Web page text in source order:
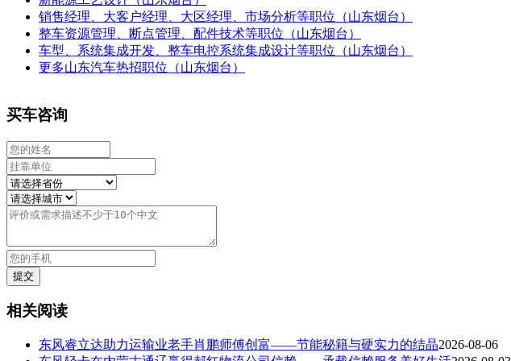
销售经理、大客户经理、大区经理、市场分析等职位（山东烟台）
整车资源管理、断点管理、配件技术等职位（山东烟台）
车型、系统集成开发、整车电控系统集成设计等职位（山东烟台）
更多山东汽车热招职位（山东烟台）
买车咨询
相关阅读
东风睿立达助力运输业老手肖鹏师傅创富——节能秘籍与硬实力的结晶2026-08-06